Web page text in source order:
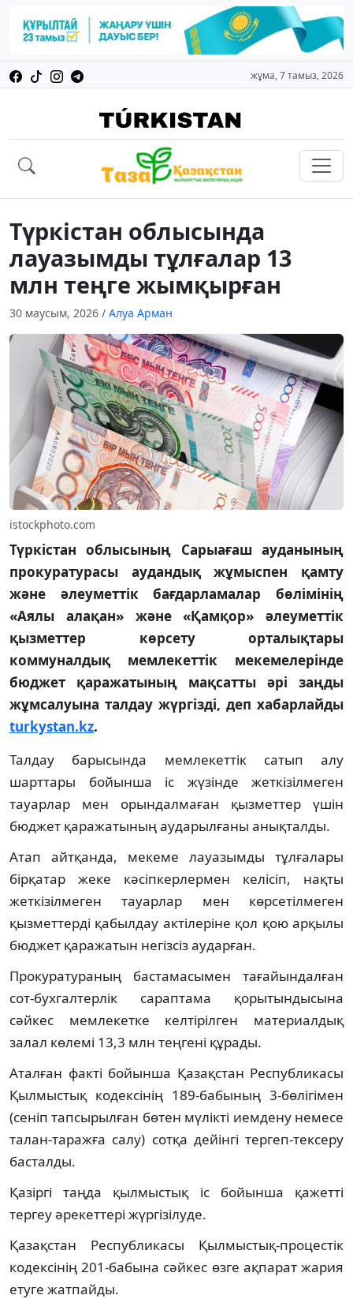
жұма, 7 тамыз, 2026
Түркістан облысында
лауазымды тұлғалар 13
млн теңге жымқырған
30 маусым, 2026 / Алуа Арман
istockphoto.com
Түркістан облысының Сарыағаш ауданының
прокуратурасы аудандық жұмыспен қамту
және әлеуметтік бағдарламалар бөлімінің
«Аялы алақан» және «Қамқор» әлеуметтік
қызметтер көрсету орталықтары
коммуналдық мемлекеттік мекемелерінде
бюджет қаражатының мақсатты әрі заңды
жұмсалуына талдау жүргізді, деп хабарлайды
turkystan.kz.
Талдау барысында мемлекеттік сатып алу
шарттары бойынша іс жүзінде жеткізілмеген
тауарлар мен орындалмаған қызметтер үшін
бюджет қаражатының аударылғаны анықталды.
Атап айтқанда, мекеме лауазымды тұлғалары
бірқатар жеке кәсіпкерлермен келісіп, нақты
жеткізілмеген тауарлар мен көрсетілмеген
қызметтерді қабылдау актілеріне қол қою арқылы
бюджет қаражатын негізсіз аударған.
Прокуратураның бастамасымен тағайындалған
сот-бухгалтерлік сараптама қорытындысына
сәйкес мемлекетке келтірілген материалдық
залал көлемі 13,3 млн теңгені құрады.
Аталған факті бойынша Қазақстан Республикасы
Қылмыстық кодексінің 189-бабының 3-бөлігімен
(сеніп тапсырылған бөтен мүлікті иемдену немесе
талан-таражға салу) сотқа дейінгі тергеп-тексеру
басталды.
Қазіргі таңда қылмыстық іс бойынша қажетті
тергеу әрекеттері жүргізілуде.
Қазақстан Республикасы Қылмыстық-процестік
кодексінің 201-бабына сәйкес өзге ақпарат жария
етуге жатпайды.